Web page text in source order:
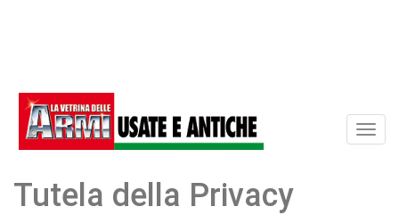
Tutela della Privacy